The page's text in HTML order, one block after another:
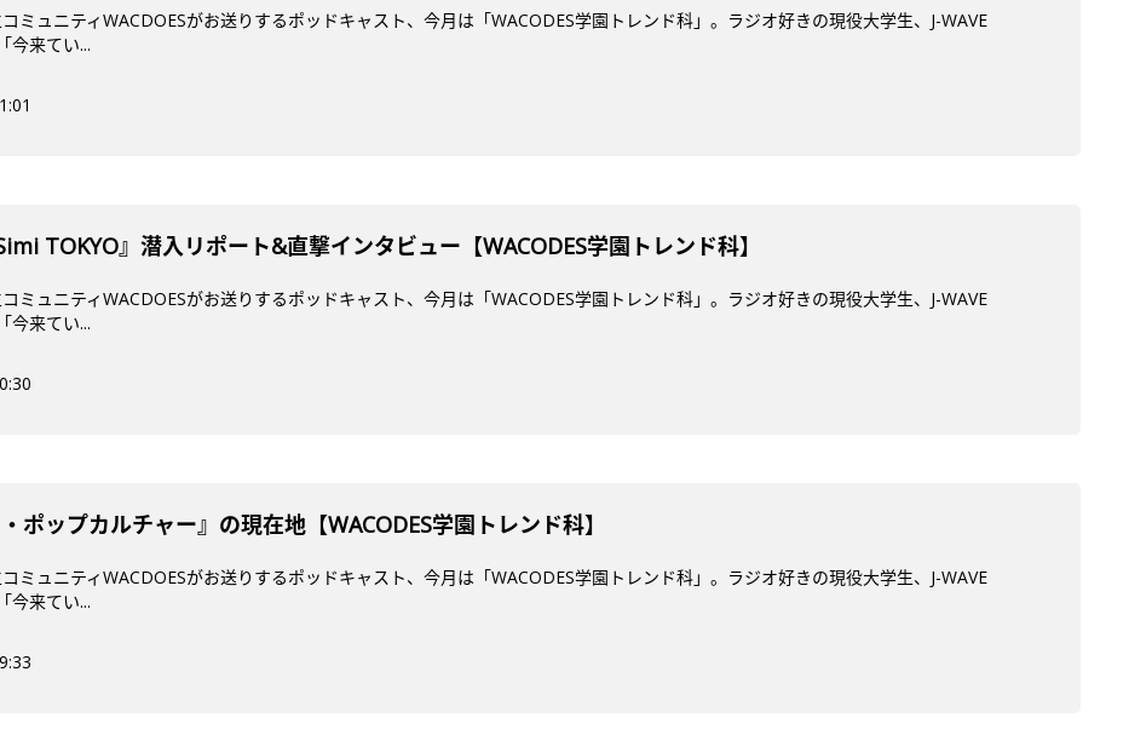
ミュニティWACDOESがお送りするポッドキャスト、今月は「WACODES学園トレンド科」。ラジオ好きの現役大学生、J-WAVE
今来てい...
TOKYO』潜入リポート&直撃インタビュー【WACODES学園トレンド科】
ミュニティWACDOESがお送りするポッドキャスト、今月は「WACODES学園トレンド科」。ラジオ好きの現役大学生、J-WAVE
今来てい...
ポップカルチャー』の現在地【WACODES学園トレンド科】
ミュニティWACDOESがお送りするポッドキャスト、今月は「WACODES学園トレンド科」。ラジオ好きの現役大学生、J-WAVE
今来てい...